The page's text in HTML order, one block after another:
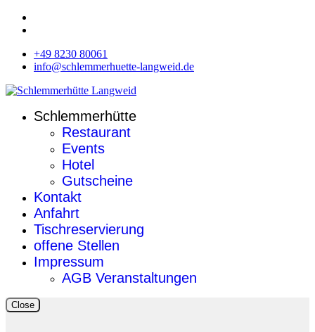
+49 8230 80061
info@schlemmerhuette-langweid.de
Schlemmerhütte
Restaurant
Events
Hotel
Gutscheine
Kontakt
Anfahrt
Tischreservierung
offene Stellen
Impressum
AGB Veranstaltungen
Close